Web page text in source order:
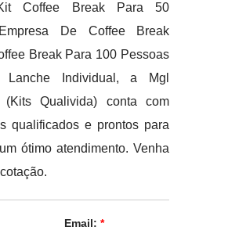
Coffee Break Para 50
De Coffee Break
Break Para 100 Pessoas
Individual, a Mgl
(Kits Qualivida) conta com
qualificados e prontos para
ótimo atendimento. Venha
Email: *